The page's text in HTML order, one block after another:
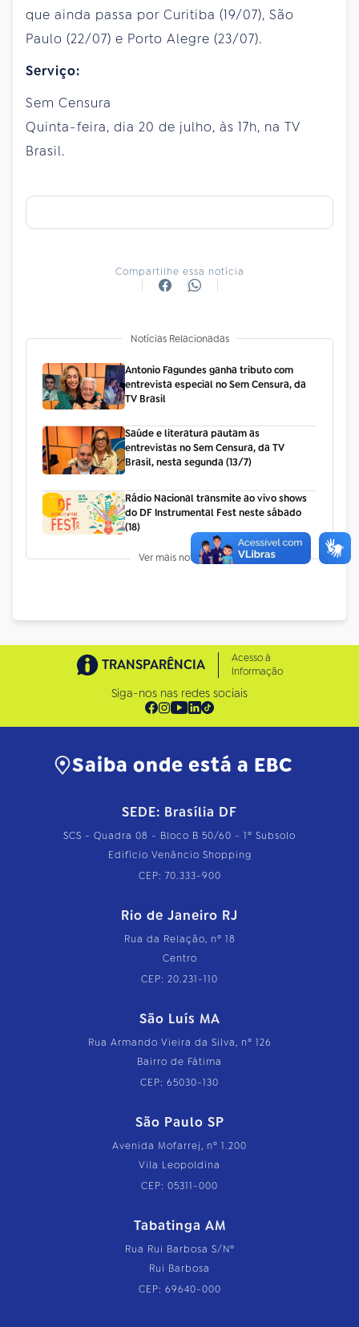
que ainda passa por Curitiba (19/07), São
Paulo (22/07) e Porto Alegre (23/07).
Serviço:
Sem Censura
Quinta-feira, dia 20 de julho, às 17h, na TV
Brasil.
Compartilhe essa notícia
Notícias Relacionadas
Antonio Fagundes ganha tributo com
entrevista especial no Sem Censura, da
TV Brasil
Saúde e literatura pautam as
entrevistas no Sem Censura, da TV
Brasil, nesta segunda (13/7)
Rádio Nacional transmite ao vivo shows
do DF Instrumental Fest neste sábado
(18)
Ver mais notícias +
TRANSPARÊNCIA
Acesso à
Informação
Siga-nos nas redes sociais
Saiba onde está a EBC
SEDE: Brasília DF
SCS - Quadra 08 - Bloco B 50/60 - 1º Subsolo
Edifício Venâncio Shopping
CEP: 70.333-900
Rio de Janeiro RJ
Rua da Relação, nº 18
Centro
CEP: 20.231-110
São Luís MA
Rua Armando Vieira da Silva, nº 126
Bairro de Fátima
CEP: 65030-130
São Paulo SP
Avenida Mofarrej, nº 1.200
Vila Leopoldina
CEP: 05311-000
Tabatinga AM
Rua Rui Barbosa S/Nº
Rui Barbosa
CEP: 69640-000